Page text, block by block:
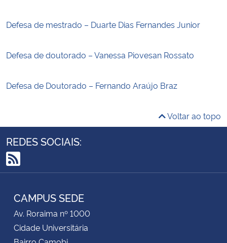
Planalto
Defesa de mestrado – Duarte Dias Fernandes Junior
Defesa de doutorado – Vanessa Piovesan Rossato
Defesa de Doutorado – Fernando Araújo Braz
Voltar ao topo
REDES SOCIAIS:
RSS
CAMPUS SEDE
Av. Roraima nº 1000
Cidade Universitária